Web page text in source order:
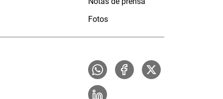
Fotos